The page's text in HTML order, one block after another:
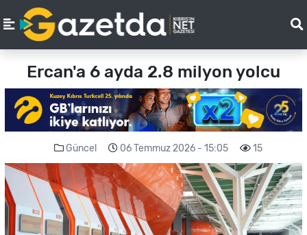
Ercan'a 6 ayda 2.8 milyon yolcu
Güncel 06 Temmuz 2026 - 15:05 15